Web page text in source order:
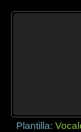
Plantilla: